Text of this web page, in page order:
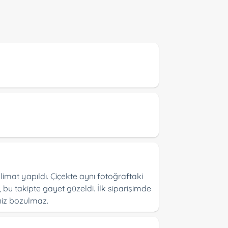
yapıldı. Çiçekte aynı fotoğraftaki
bu takipte gayet güzeldi. İlk siparişimde
bozulmaz.